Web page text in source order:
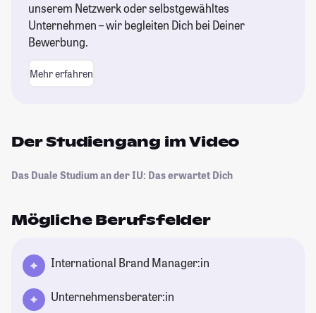
unserem Netzwerk oder selbstgewähltes
Unternehmen – wir begleiten Dich bei Deiner
Bewerbung.
Mehr erfahren
Der Studiengang im Video
Das Duale Studium an der IU: Das erwartet Dich
Mögliche Berufsfelder
International Brand Manager:in
Unternehmensberater:in